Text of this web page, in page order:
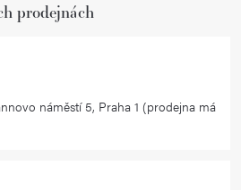
prodejnách
náměstí 5, Praha 1 (prodejna má